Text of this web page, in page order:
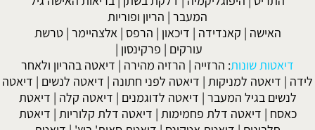
המעבר | הריון ופוריות
האישה | קאנדידה | דיכאון | הרפס | אלצהיימר |טרשת
עורקים | פרקינסון |
דיאטות שונות: הרזייה | הרזיה מהירה | דיאטה בהריון ולאחר
לידה | דיאטה למניקות | דיאטה לפני חתונה | דיאטה לנשים | דיאטה
לנשים בגיל המעבר | דיאטה לדוגמנים | דיאטה קלה | דיאטת
כאסח | דיאטה דלת פחמימות | דיאטה דלת קלוריות | דיאטת